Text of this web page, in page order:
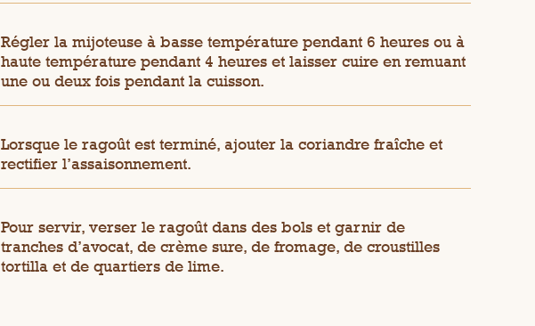
Régler la mijoteuse à basse température pendant 6 heures ou à
haute température pendant 4 heures et laisser cuire en remuant
une ou deux fois pendant la cuisson.
Lorsque le ragoût est terminé, ajouter la coriandre fraîche et
rectifier l’assaisonnement.
Pour servir, verser le ragoût dans des bols et garnir de
tranches d’avocat, de crème sure, de fromage, de croustilles
tortilla et de quartiers de lime.